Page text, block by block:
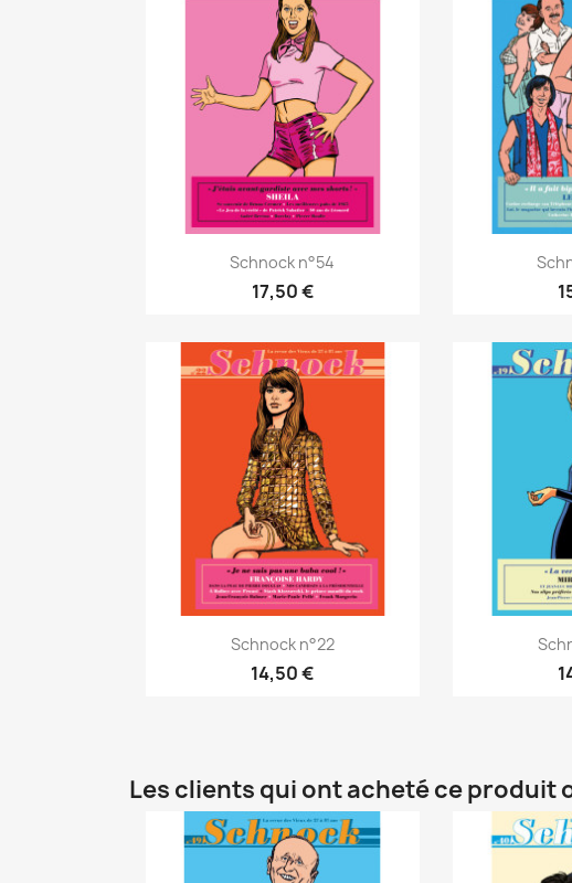
Schnock n°54
17,50 €
Schnock n°22
14,50 €
Les clients qui ont acheté ce produit